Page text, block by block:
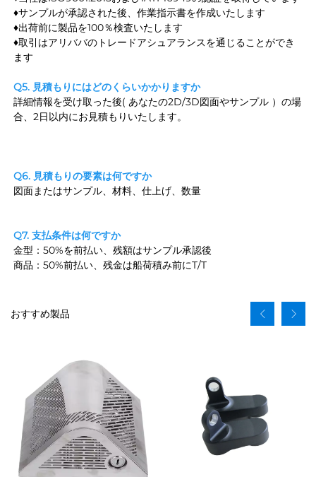
♦サンプルが承認された後、作業指示書を作成いたします
♦出荷前に製品を100％検査いたします
♦取引はアリババのトレードアシュアランスを通じることができ
ます
Q5. 見積もりにはどのくらいかかりますか
詳細情報を受け取った後( あなたの2D/3D図面やサンプル ）の場
合、2日以内にお見積もりいたします。
Q6. 見積もりの要素は何ですか
図面またはサンプル、材料、仕上げ、数量
Q7. 支払条件は何ですか
金型：50%を前払い、残額はサンプル承認後
商品：50%前払い、残金は船荷積み前にT/T
おすすめ製品